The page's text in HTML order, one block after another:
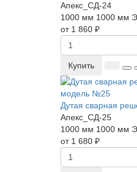
Апекс_СД-24
1000 мм 1000 мм
от 1 860 ₽
Купить
Дутая сварная
Апекс_СД-25
1000 мм 1000 мм
от 1 680 ₽